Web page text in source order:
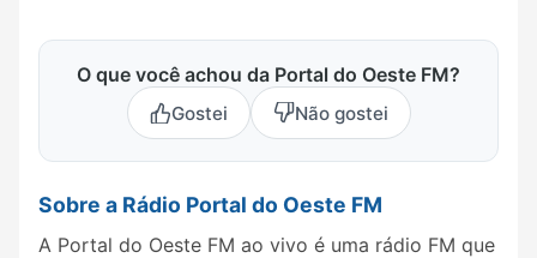
O que você achou da Portal do Oeste FM?
Gostei Não gostei
Sobre a Rádio Portal do Oeste FM
A Portal do Oeste FM ao vivo é uma rádio FM que